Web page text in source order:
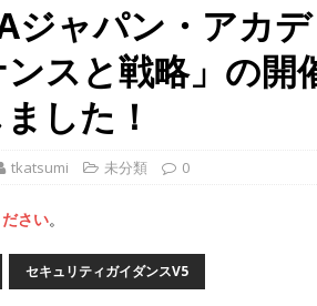
ジャパン・アカ
ンスと戦略」の開
した！
tkatsumi 未分類 0
さい。
セキュリティガイダンスV5